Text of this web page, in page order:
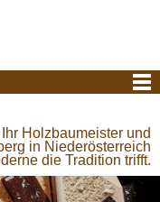
Holzbaumeister und
in Niederösterreich
die Tradition trifft.